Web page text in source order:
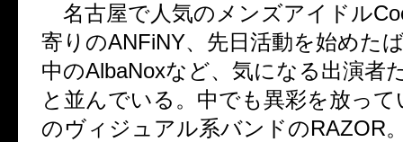
名古屋で人気のメンズアイドル
寄りのANFiNY、先日活動を始めた
中のAlbaNoxなど、気になる出演者
と並んでいる。中でも異彩を放っ
のヴィジュアル系バンドのRAZOR